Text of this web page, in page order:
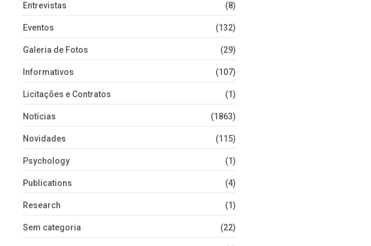
Entrevistas (8)
Eventos (132)
Galeria de Fotos (29)
Informativos (107)
Licitações e Contratos (1)
Notícias (1863)
Novidades (115)
Psychology (1)
Publications (4)
Research (1)
Sem categoria (22)